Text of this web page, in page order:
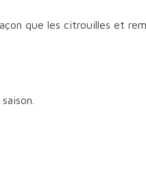
que les citrouilles et